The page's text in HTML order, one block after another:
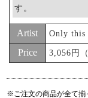
す。
Artist Only this
Price 3,056円
※ご注文の商品が全て揃